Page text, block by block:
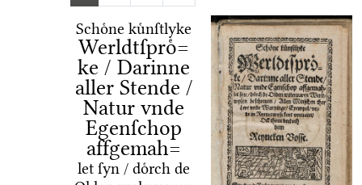
Schoͤne kuͤnſtlyke
Werldtſproͤ=
ke / Darinne
aller Stende /
Natur vnde
Egenſchop
affgemah=
let ſyn / doͤrch de